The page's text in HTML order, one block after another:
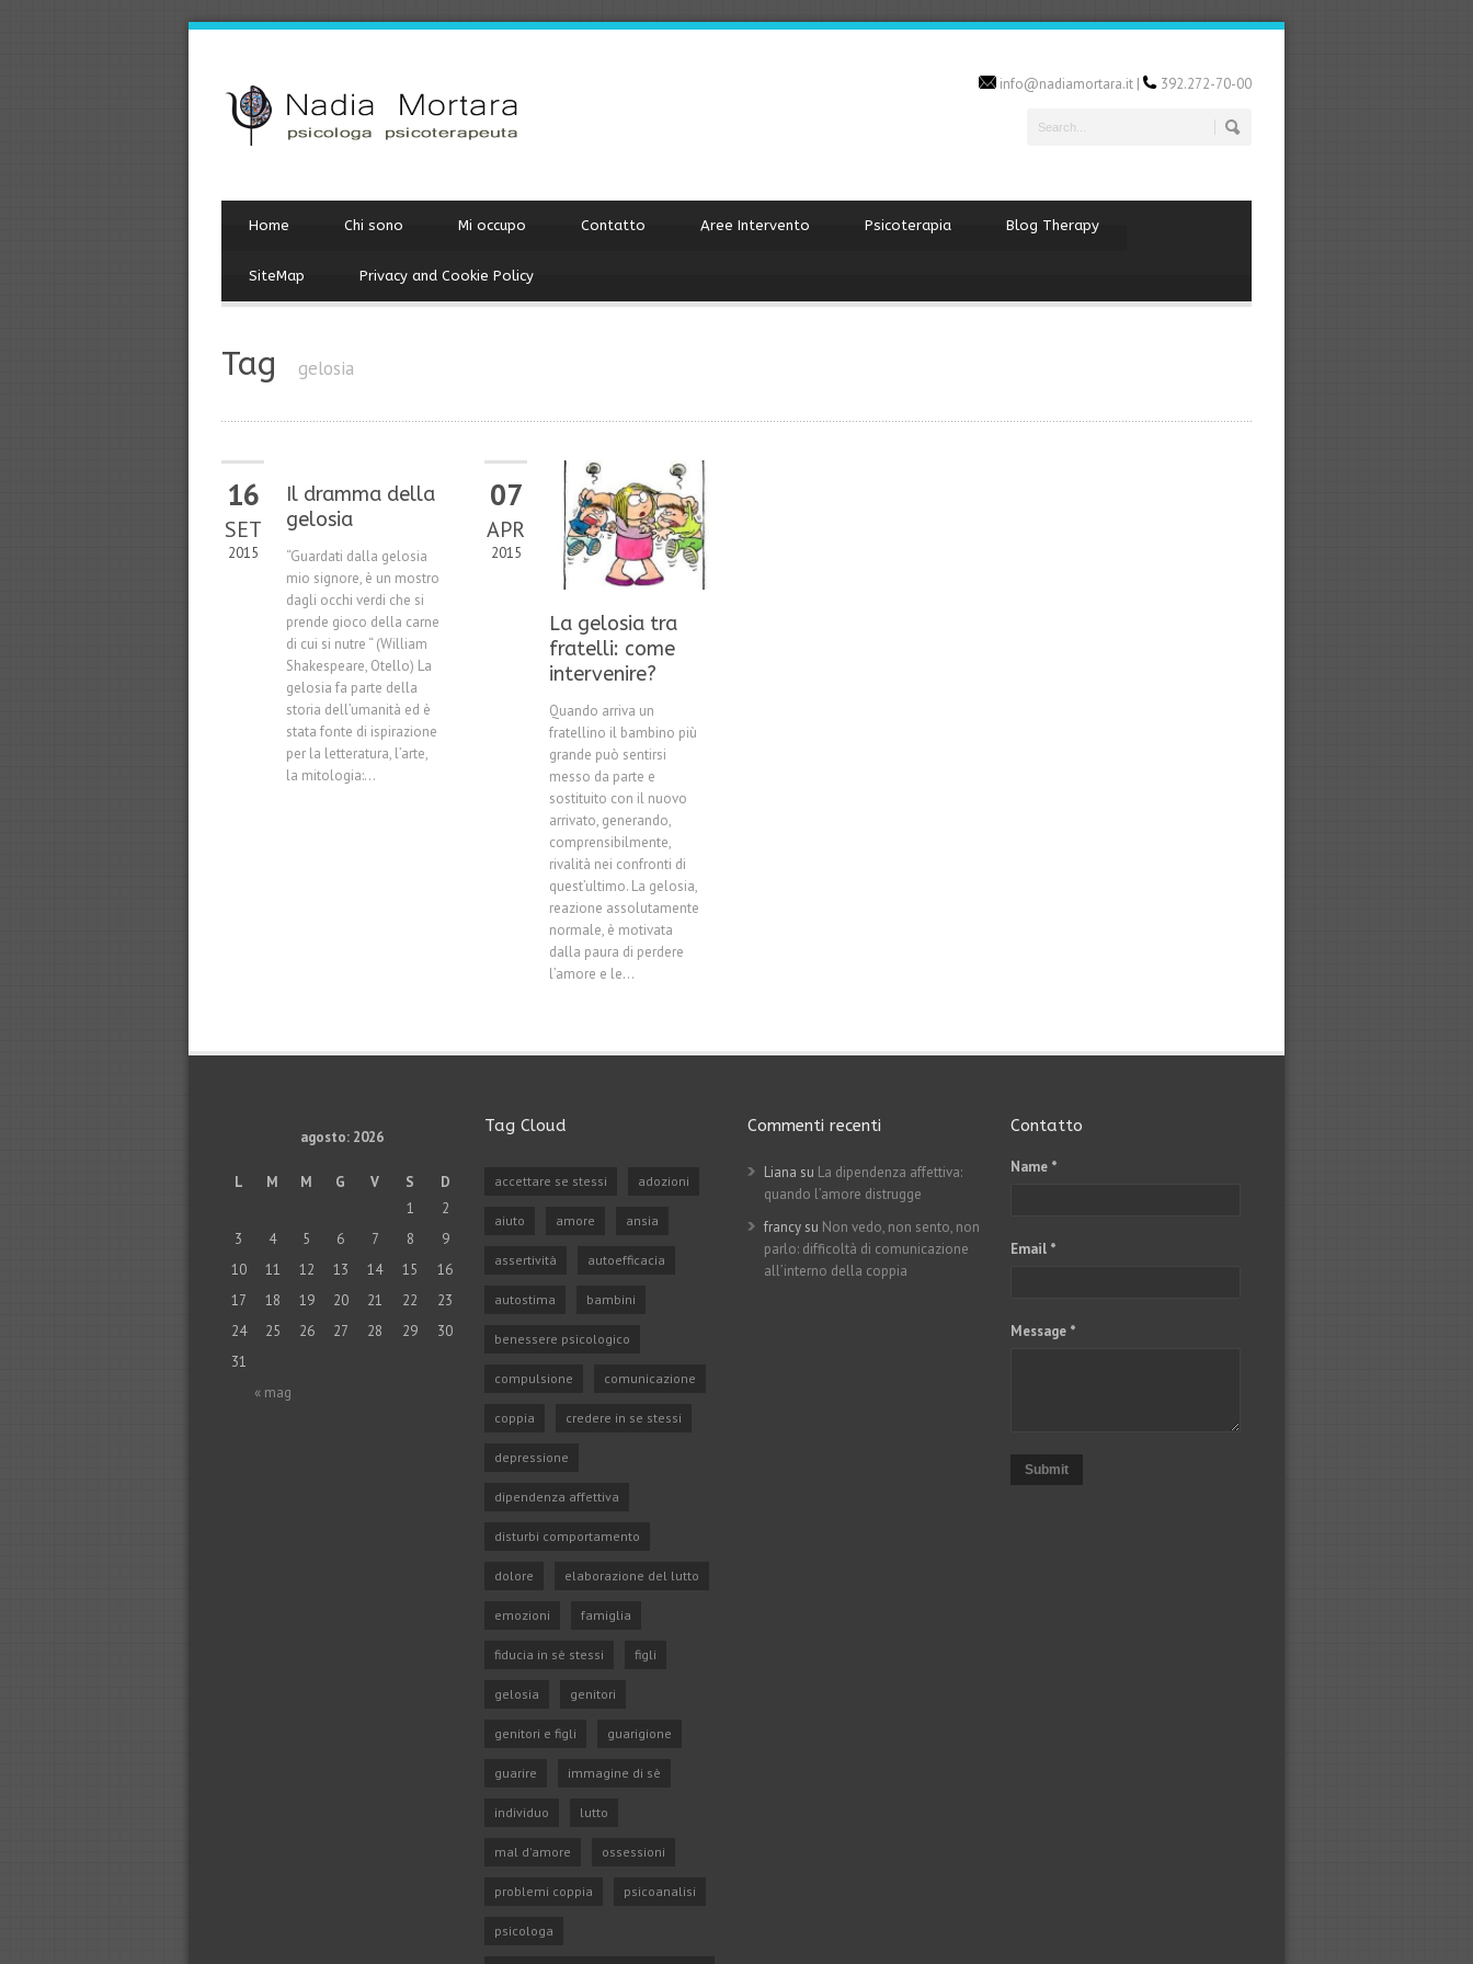
info@nadiamortara.it | 392.272-70-00
Home Chi sono Mi occupo Contatto Aree Intervento Psicoterapia Blog Therapy
SiteMap Privacy and Cookie Policy
Tag gelosia
16
SET
2015
Il dramma della
gelosia
“Guardati dalla gelosia
mio signore, è un mostro
dagli occhi verdi che si
prende gioco della carne
di cui si nutre “ (William
Shakespeare, Otello) La
gelosia fa parte della
storia dell’umanità ed è
stata fonte di ispirazione
per la letteratura, l’arte,
la mitologia:...
07
APR
2015
La gelosia tra
fratelli: come
intervenire?
Quando arriva un
fratellino il bambino più
grande può sentirsi
messo da parte e
sostituito con il nuovo
arrivato, generando,
comprensibilmente,
rivalità nei confronti di
quest’ultimo. La gelosia,
reazione assolutamente
normale, è motivata
dalla paura di perdere
l’amore e le...
agosto: 2026
L M M G V S D
« mag
1
2
3
4 5 6 7 8
9
10
11 12 13 14 15
16
17
18 19 20 21 22
23
24
25 26 27 28 29
30
31
Tag Cloud
accettare se stessi adozioni
aiuto amore ansia
assertività autoefficacia
autostima bambini
benessere psicologico
compulsione comunicazione
coppia credere in se stessi
depressione
dipendenza affettiva
disturbi comportamento
dolore elaborazione del lutto
emozioni famiglia
fiducia in sè stessi figli
gelosia genitori
genitori e figli guarigione
guarire immagine di sè
individuo lutto
mal d'amore ossessioni
problemi coppia psicoanalisi
psicologa
Commenti recenti
Liana su La dipendenza affettiva:
quando l’amore distrugge
francy su Non vedo, non sento, non
parlo: difficoltà di comunicazione
all’interno della coppia
Contatto
Name *
Email *
Message *
Submit